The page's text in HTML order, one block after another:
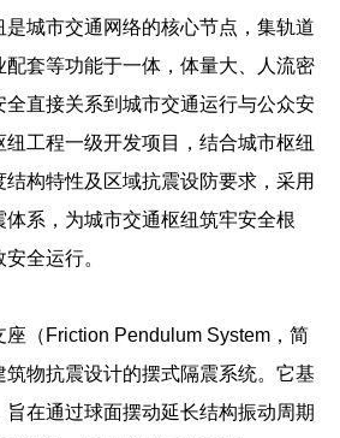
是城市交通网络的核心节点，集轨道
套等功能于一体，体量大、人流密
直接关系到城市交通运行与公众安
工程一级开发项目，结合城市枢纽
构特性及区域抗震设防要求，采用
体系，为城市交通枢纽筑牢安全根
全运行。
座（Friction Pendulum System，简
物抗震设计的摆式隔震系统。它基
在通过球面摆动延长结构振动周期